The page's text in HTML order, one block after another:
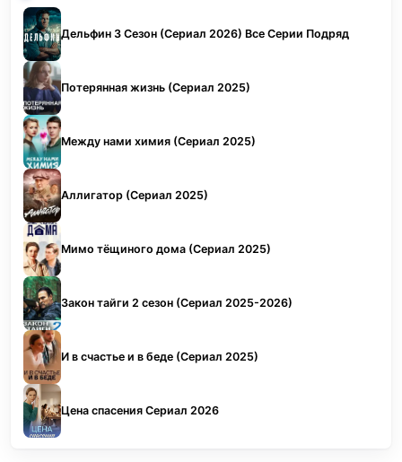
Дельфин 3 Сезон (Сериал 2026) Все Серии Подряд
Потерянная жизнь (Сериал 2025)
Между нами химия (Сериал 2025)
Аллигатор (Сериал 2025)
Мимо тёщиного дома (Сериал 2025)
Закон тайги 2 сезон (Сериал 2025-2026)
И в счастье и в беде (Сериал 2025)
Цена спасения Сериал 2026